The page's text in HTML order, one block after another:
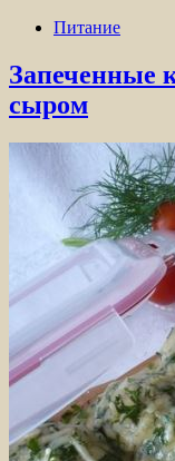
Питание
Запеченные
сыром